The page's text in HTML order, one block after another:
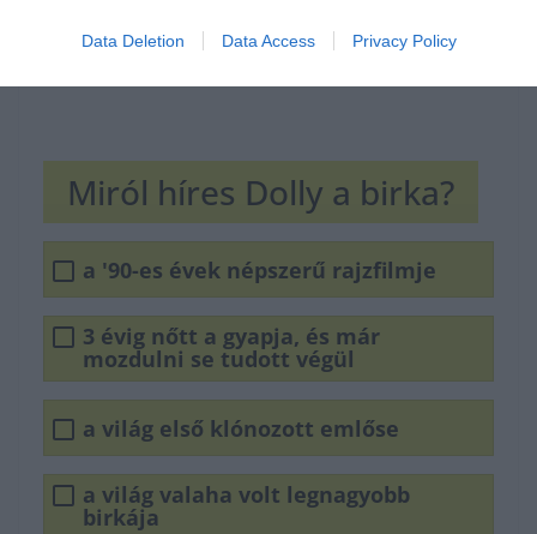
Data Deletion Data Access Privacy Policy
Miról híres Dolly a birka?
a '90-es évek népszerű rajzfilmje
3 évig nőtt a gyapja, és már
mozdulni se tudott végül
a világ első klónozott emlőse
a világ valaha volt legnagyobb
birkája